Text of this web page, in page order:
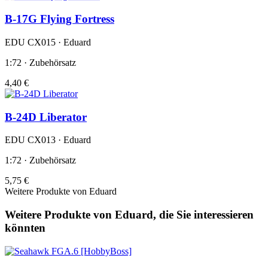
B-17G Flying Fortress
EDU CX015 · Eduard
1:72 · Zubehörsatz
4,40 €
B-24D Liberator
EDU CX013 · Eduard
1:72 · Zubehörsatz
5,75 €
Weitere Produkte von Eduard
Weitere Produkte von Eduard, die Sie interessieren
könnten